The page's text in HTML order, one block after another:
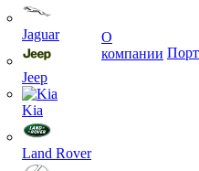
Jaguar
Jeep
Kia
Land Rover
О
компании